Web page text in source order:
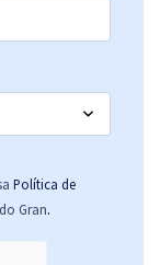
Política de
Gran.